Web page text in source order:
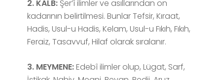
2. KALB: Şer’î ilimler ve asıllarından on
kadarının belirtilmesi. Bunlar Tefsir, Kıraat,
Hadis, Usul-u Hadis, Kelam, Usul-u Fıkıh, Fıkıh,
Feraiz, Tasavvuf, Hilaf olarak sıralanır.
3. MEYMENE:Edebî ilimler olup, Lügat, Sarf,